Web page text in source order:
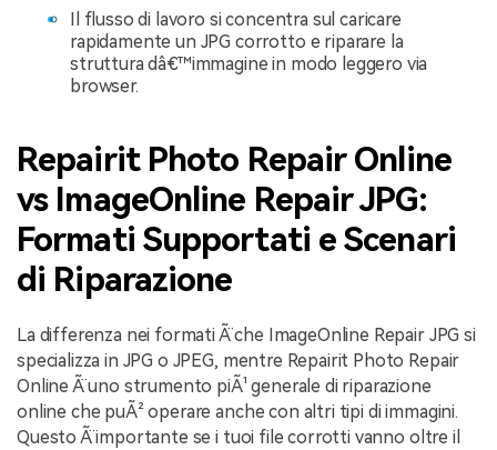
Il flusso di lavoro si concentra sul caricare
rapidamente un JPG corrotto e riparare la
struttura dâ€™immagine in modo leggero via
browser.
Repairit Photo Repair Online
vs ImageOnline Repair JPG:
Formati Supportati e Scenari
di Riparazione
La differenza nei formati Ã¨ che ImageOnline Repair JPG si
specializza in JPG o JPEG, mentre Repairit Photo Repair
Online Ã¨ uno strumento piÃ¹ generale di riparazione
online che puÃ² operare anche con altri tipi di immagini.
Questo Ã¨ importante se i tuoi file corrotti vanno oltre il